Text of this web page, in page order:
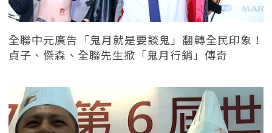
全聯中元廣告「鬼月就是要談鬼」翻轉全民印象！
貞子、傑森、全聯先生掀「鬼月行銷」傳奇